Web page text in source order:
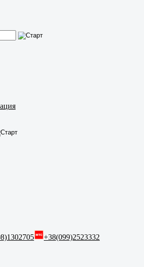
+38(099)2523332